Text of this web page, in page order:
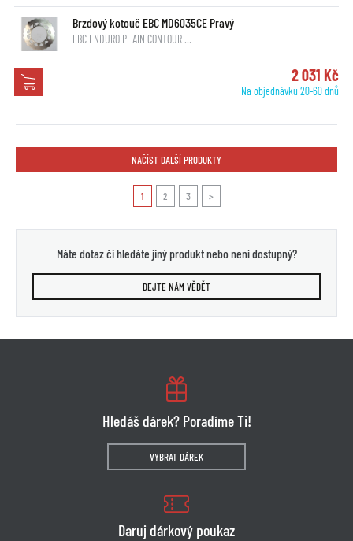
Brzdový kotouč EBC MD6035CE Pravý
EBC ENDURO PLAIN CONTOUR …
2 031 Kč
Na objednávku 20-60 dnů
NAČÍST DALŠÍ PRODUKTY
1 2 3 >
Máte dotaz či hledáte jiný produkt nebo není dostupný?
DEJTE NÁM VĚDĚT
Hledáš dárek? Poradíme Ti!
VYBRAT DÁREK
Daruj dárkový poukaz